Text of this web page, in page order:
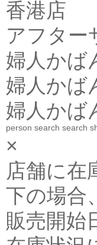
香港店
アフター
婦人かば
婦人かば
婦人かば
person search search
×
店舗に在
下の場合
販売開始